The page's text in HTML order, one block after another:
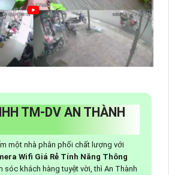
TM-DV AN THÀNH
một nhà phân phối chất lượng với
Wifi Giá Rẻ Tính Năng Thông
sóc khách hàng tuyệt vời, thì An Thành